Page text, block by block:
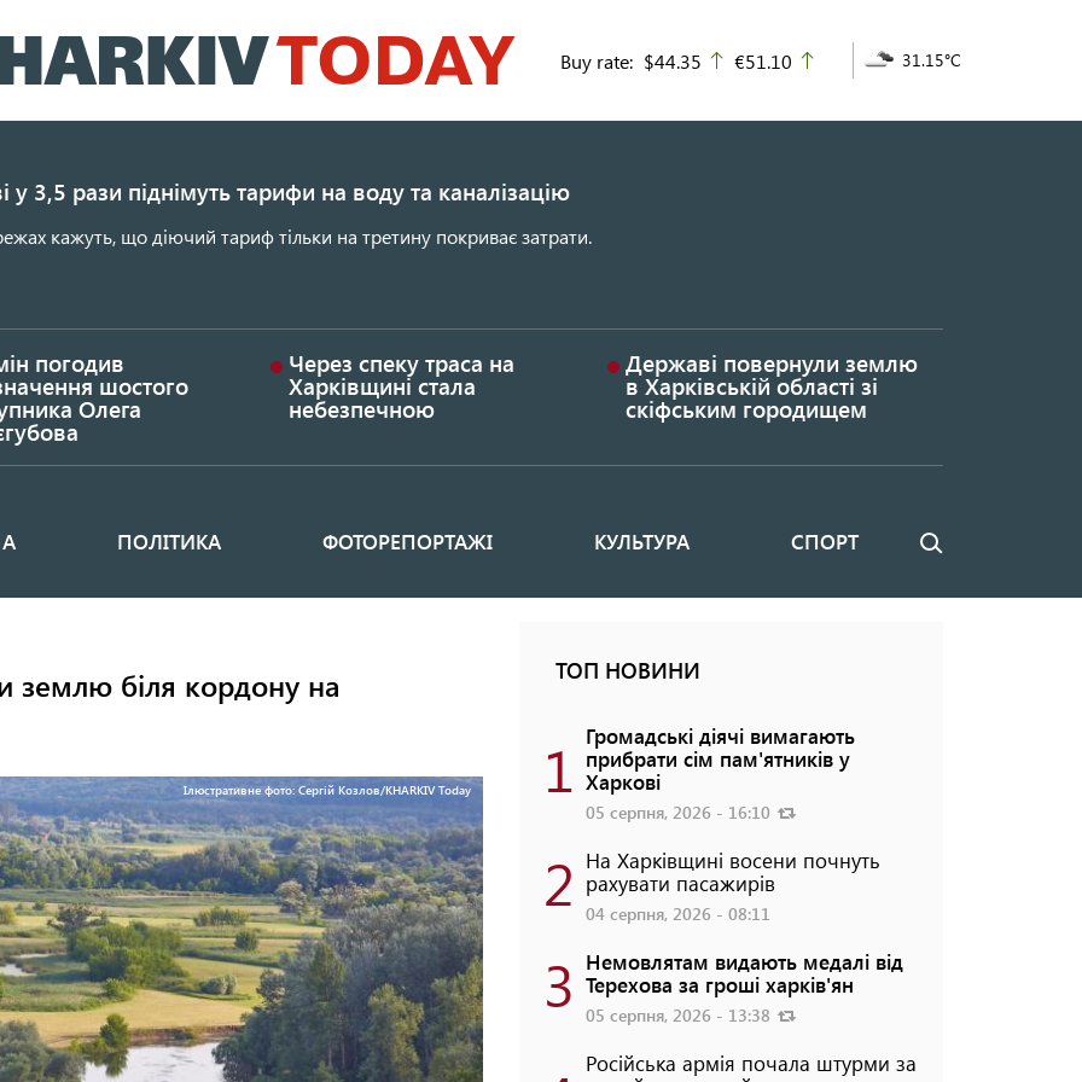
до
основного
Buy rate: $44.35 up
€51.10 31.15°C
у 3,5 рази піднімуть тарифи на воду та каналізацію
кажуть, що діючий тариф тільки на третину покриває затрати.
погодив
шостого
Олега
Через спеку траса на
Харківщині стала
небезпечною
Державі повернули землю
в Харківській області зі
скіфським городищем
ПОЛІТИКА ФОТОРЕПОРТАЖІ КУЛЬТУРА СПОРТ Пошук
землю біля кордону на
Ілюстративне фото: Сергій Козлов/KHARKIV Today
ТОП НОВИНИ
1 Громадські діячі вимагають
прибрати сім пам'ятників у
Харкові
05 серпня, 2026 - 16:10
2 На Харківщині восени почнуть
рахувати пасажирів
04 серпня, 2026 - 08:11
3 Немовлятам видають медалі від
Терехова за гроші харків'ян
05 серпня, 2026 - 13:38
Російська армія почала штурми за